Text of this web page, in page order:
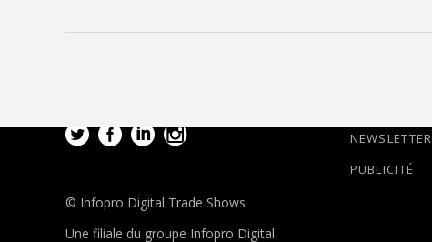
© Infopro Digital Trade Shows
Une filiale du groupe Infopro Digital
NEWSLETTER
PUBLICITÉ